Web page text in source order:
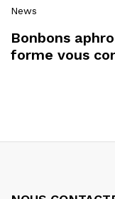
News
Bonbons
forme vous